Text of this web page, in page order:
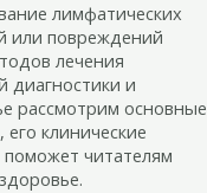
лимфатических
или повреждений
лечения
диагностики и
рассмотрим основные
клинические
читателям